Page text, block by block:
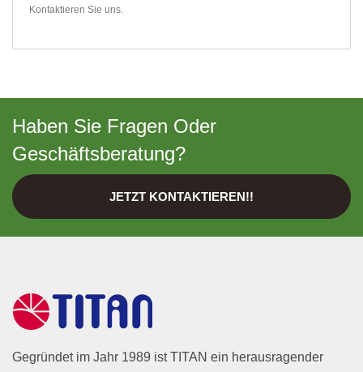
Kontaktieren Sie uns.
Haben Sie Fragen Oder
Geschäftsberatung?
JETZT KONTAKTIEREN!!
Gegründet im Jahr 1989 ist TITAN ein herausragender